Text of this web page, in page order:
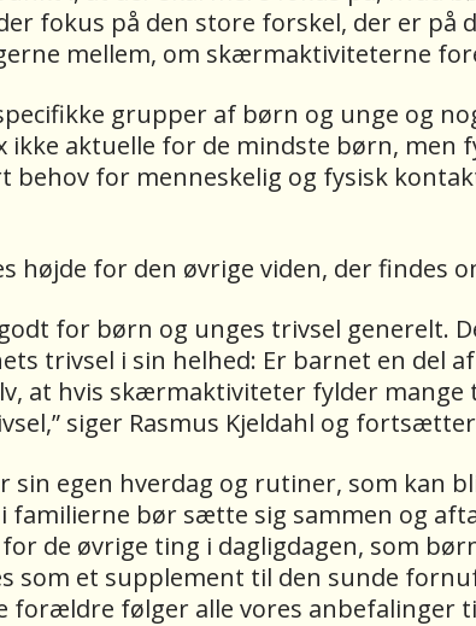
fokus på den store forskel, der er på
mellem, om skærmaktiviteterne
grupper af børn og unge og
aktuelle for de mindste børn, men
behov for menneskelig og fysisk
højde for den øvrige viden, der findes
for børn og unges trivsel generelt.
trivsel i sin helhed: Er barnet en del
at hvis skærmaktiviteter fylder
siger Rasmus Kjeldahl og
sin egen hverdag og rutiner, som kan
familierne bør sætte sig sammen og
de øvrige ting i dagligdagen, som
som et supplement til den sunde
forældre følger alle vores anbefalinger